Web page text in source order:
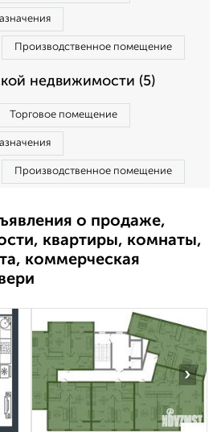
Производственное помещение
недвижимости (5)
Торговое помещение
Производственное помещение
о продаже,
квартиры, комнаты,
коммерческая
›